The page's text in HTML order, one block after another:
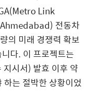
Link
전동차
의 미래 경쟁력 확보
다. 이 프로젝트는
시서) 발효 이후 약
는 절박한 상황이었